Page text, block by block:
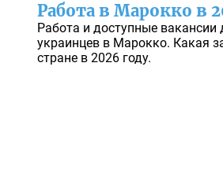
Работа в Марокко в
Работа и доступные вакансии
украинцев в Марокко. Какая
стране в 2026 году.